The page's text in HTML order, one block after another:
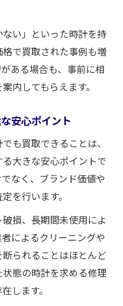
い」といった時計を持
で買取された事例も増
ある場合も、事前に相
内してもらえます。
安心ポイント
も買取できることは、
大きな安心ポイントで
なく、ブランド価値や
を行います。
損、長期間未使用によ
によるクリーニングや
られることはほとんど
態の時計を求める修理
します。